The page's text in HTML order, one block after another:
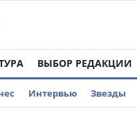
ВЫБОР РЕДАКЦИИ
Интервью Звезды